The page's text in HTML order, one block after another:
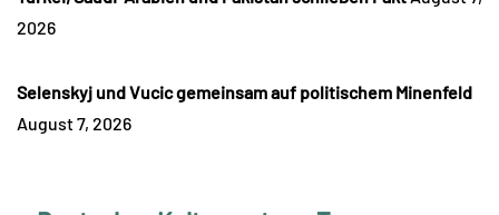
2026
Selenskyj und Vucic gemeinsam auf politischem Minenfeld
August 7, 2026